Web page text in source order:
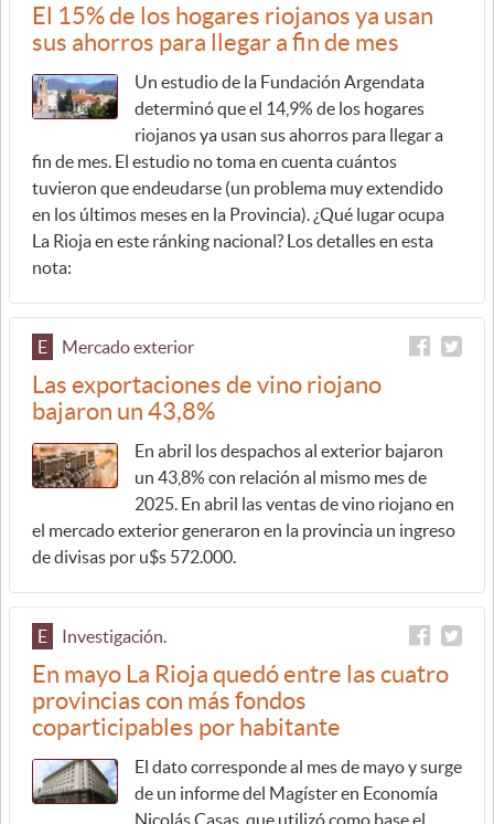
El 15% de los hogares riojanos ya usan
sus ahorros para llegar a fin de mes
Un estudio de la Fundación Argendata
determinó que el 14,9% de los hogares
riojanos ya usan sus ahorros para llegar a
fin de mes. El estudio no toma en cuenta cuántos
tuvieron que endeudarse (un problema muy extendido
en los últimos meses en la Provincia). ¿Qué lugar ocupa
La Rioja en este ránking nacional? Los detalles en esta
nota:
E Mercado exterior
Las exportaciones de vino riojano
bajaron un 43,8%
En abril los despachos al exterior bajaron
un 43,8% con relación al mismo mes de
2025. En abril las ventas de vino riojano en
el mercado exterior generaron en la provincia un ingreso
de divisas por u$s 572.000.
E Investigación.
En mayo La Rioja quedó entre las cuatro
provincias con más fondos
coparticipables por habitante
El dato corresponde al mes de mayo y surge
de un informe del Magíster en Economía
Nicolás Casas, que utilizó como base el